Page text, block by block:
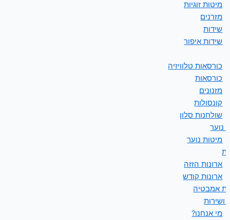
מיטות זוגיות
מזרנים
שידות
שידות איפור
כורסאות טלוויזיה
כורסאות
מזנונים
קונסולות
שולחנות סלון
נוער
מיטות נוער
ארונות הזזה
ארונות קודש
אמבטיה
ושירות
מי אנחנו?